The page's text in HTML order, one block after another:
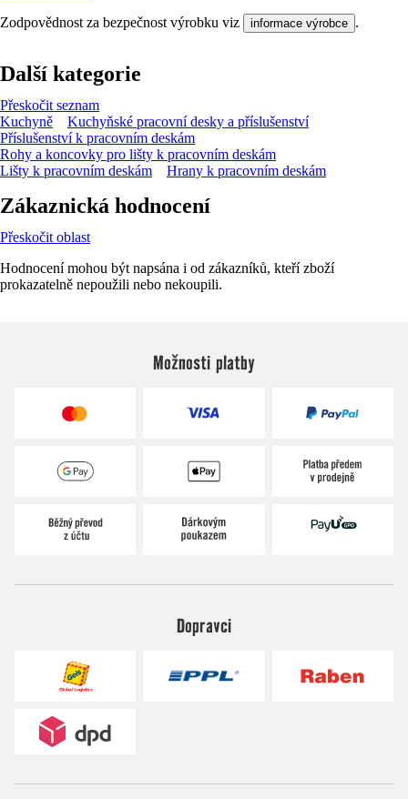
Zodpovědnost za bezpečnost výrobku viz informace výrobce .
Další kategorie
Přeskočit seznam
Kuchyně
Kuchyňské pracovní desky a příslušenství
Příslušenství k pracovním deskám
Rohy a koncovky pro lišty k pracovním deskám
Lišty k pracovním deskám
Hrany k pracovním deskám
Zákaznická hodnocení
Přeskočit oblast
Hodnocení mohou být napsána i od zákazníků, kteří zboží
prokazatelně nepoužili nebo nekoupili.
Možnosti platby
Dopravci